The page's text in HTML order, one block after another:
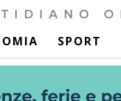
SPORT